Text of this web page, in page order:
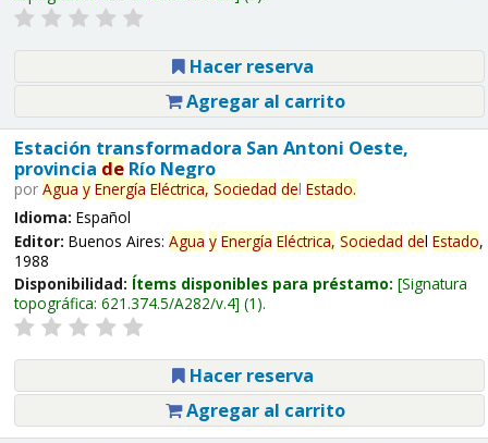
Hacer reserva
Agregar al carrito
Estación transformadora San Antoni Oeste,
provincia deRío Negro
por Agua y Energía Eléctrica, Sociedad del Estado.
Idioma: Español
Editor: Buenos Aires: Agua y Energía Eléctrica, Sociedad del Estado,
1988
Disponibilidad: Ítems disponibles para préstamo: Signatura
topográfica: 621.374.5/A282/v.4 (1).
Hacer reserva
Agregar al carrito